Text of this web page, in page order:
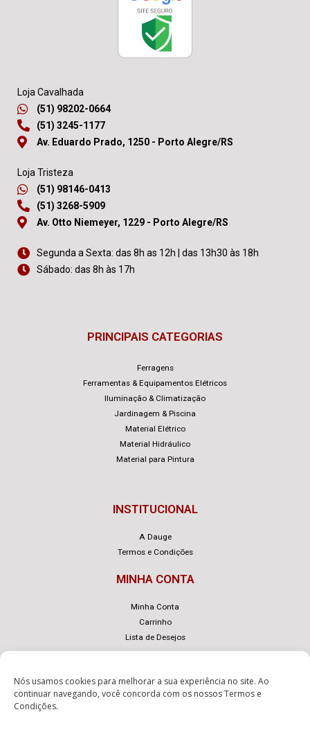
Nós usamos cookies para melhorar a sua experiência no site. Ao
continuar navegando, você concorda com os nossosTermos e
Condições.
Loja Cavalhada
(51) 98202-0664
(51) 3245-1177
Av. Eduardo Prado, 1250 - Porto Alegre/RS
Loja Tristeza
(51) 98146-0413
(51) 3268-5909
Av. Otto Niemeyer, 1229 - Porto Alegre/RS
Segunda a Sexta: das 8h as 12h | das 13h30 às 18h
Sábado: das 8h às 17h
PRINCIPAIS CATEGORIAS
Ferragens
Ferramentas & Equipamentos Elétricos
Iluminação & Climatização
Jardinagem & Piscina
Material Elétrico
Material Hidráulico
Material para Pintura
INSTITUCIONAL
A Dauge
Termos e Condições
MINHA CONTA
Minha Conta
Carrinho
Lista de Desejos